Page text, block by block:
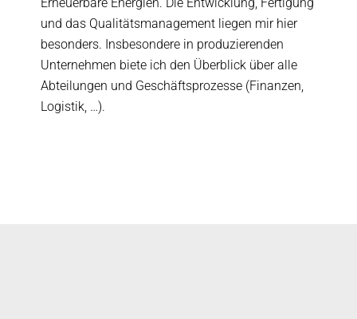
und das Qualitätsmanagement liegen mir hier
besonders. Insbesondere in produzierenden
Unternehmen biete ich den Überblick über alle
Abteilungen und Geschäftsprozesse (Finanzen,
Logistik, …).